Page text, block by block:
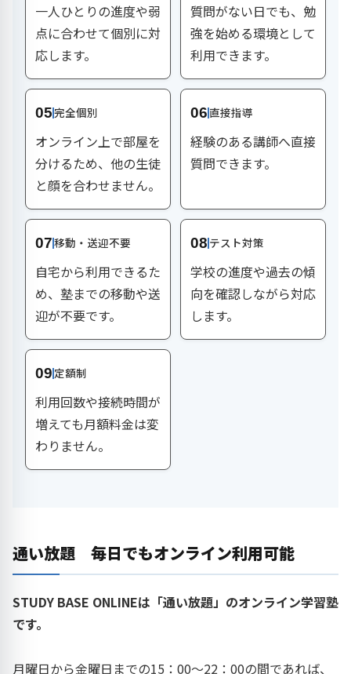
一人ひとりの進度や弱
点に合わせて個別に対
応します。
質問がない日でも、勉
強を始める環境として
利用できます。
05完全個別
オンライン上で部屋を
分けるため、他の生徒
と顔を合わせません。
06 直接指導
経験のある講師へ直接
質問できます。
07移動・送迎不要
自宅から利用できるた
め、塾までの移動や送
迎が不要です。
08 テスト対策
学校の進度や過去の傾
向を確認しながら対応
します。
09 定額制
利用回数や接続時間が
増えても月額料金は変
わりません。
通い放題 毎日でもオンライン利用可能
STUDY BASE ONLINEは「通い放題」のオンライン学習塾
です。
月曜日から金曜日までの15：00〜22：00の間であれば、